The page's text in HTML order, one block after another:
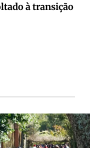
à transição